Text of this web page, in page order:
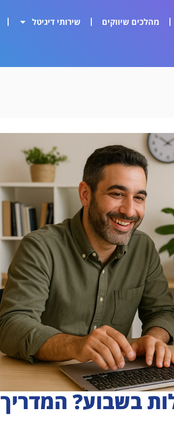
מהלכים שיווקים שירותי דיגיטל
בשבוע? המדריך